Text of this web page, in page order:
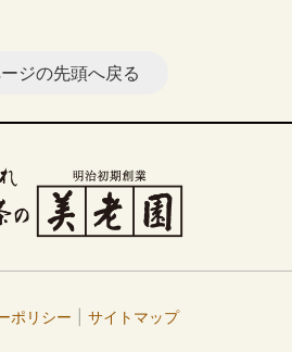
ジの先頭へ戻る
ポリシー サイトマップ